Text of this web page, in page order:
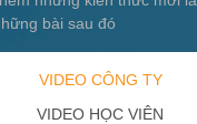
bài sau đó
VIDEO CÔNG TY
VIDEO HỌC VIÊN